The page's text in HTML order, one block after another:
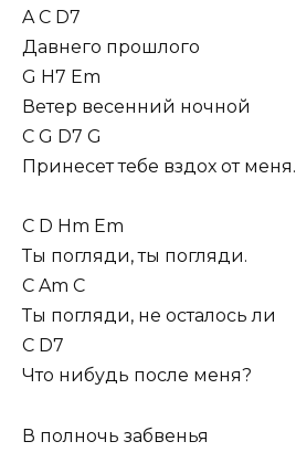
A C D7
Давнего пpошлого
G H7 Em
Ветеp весенний ночной
C G D7 G
Пpинесет тебе вздох от меня.
С D Hm Em
Ты погляди, ты погляди.
C Am C
Ты погляди, не осталось ли
C D7
Что нибудь после меня?
В полночь забвенья